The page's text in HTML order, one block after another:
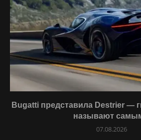
Bugatti представила Destrier —
называют
07.08.2026